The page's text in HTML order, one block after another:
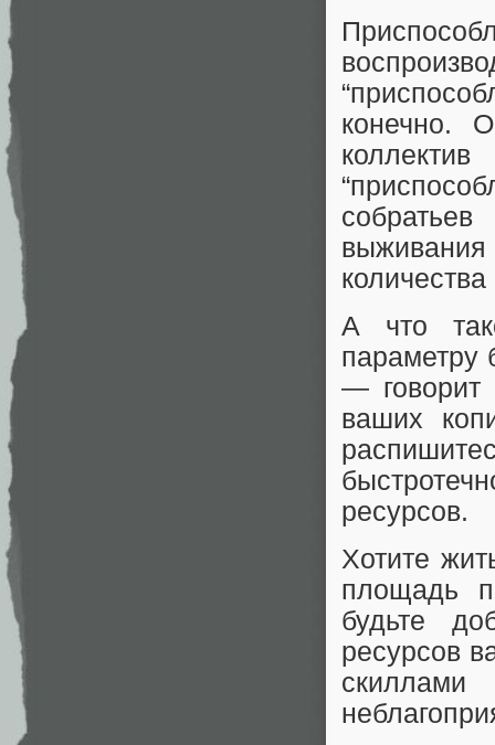
конечно.
А что
параметру
— говорит
ваших
ресурсов.
Хотите
площадь
будьте
ресурсов